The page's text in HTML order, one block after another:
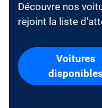
Découvre nos
rejoint la liste
Voitures
disponibles